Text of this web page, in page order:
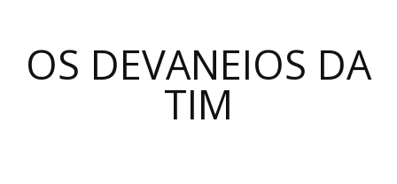
OS DEVANEIOS DA
TIM